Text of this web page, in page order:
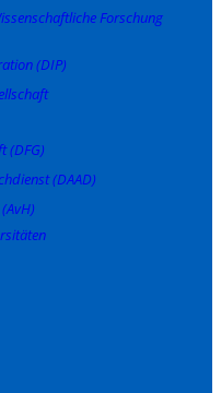
Forschung
(DIP)
(DFG)
(DAAD)